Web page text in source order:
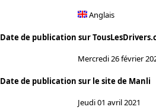
Anglais
Date de publication sur
Mercredi 26 février
Date de publication sur le site de Manli
Jeudi 01 avril 2021